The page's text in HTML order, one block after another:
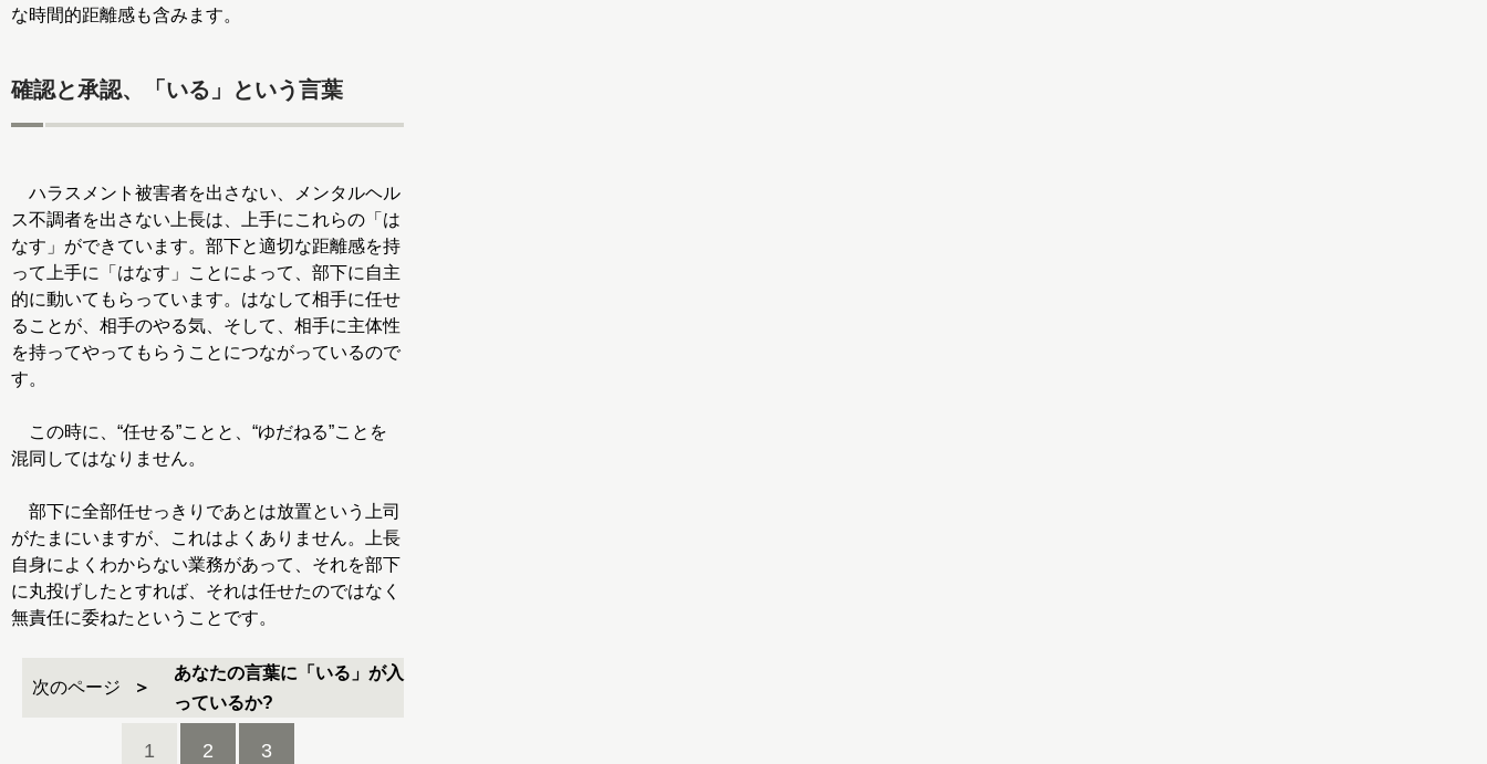
な時間的距離感も含みます。
確認と承認、「いる」という言葉
ハラスメント被害者を出さない、メンタルヘル
ス不調者を出さない上長は、上手にこれらの「は
なす」ができています。部下と適切な距離感を持
って上手に「はなす」ことによって、部下に自主
的に動いてもらっています。はなして相手に任せ
ることが、相手のやる気、そして、相手に主体性
を持ってやってもらうことにつながっているので
す。
この時に、“任せる”ことと、“ゆだねる”ことを
混同してはなりません。
部下に全部任せっきりであとは放置という上司
がたまにいますが、これはよくありません。上長
自身によくわからない業務があって、それを部下
に丸投げしたとすれば、それは任せたのではなく
無責任に委ねたということです。
次のページ
あなたの言葉に「いる」が入
っているか?
1 2 3